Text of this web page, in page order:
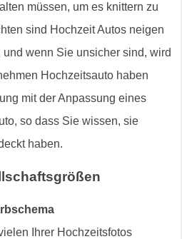
müssen, um es knittern zu
sind Hochzeit Autos neigen
wenn Sie unsicher sind, wird
Hochzeitsauto haben
mit der Anpassung eines
so dass Sie wissen, sie
haben.
Ihrer Hochzeitsfotos